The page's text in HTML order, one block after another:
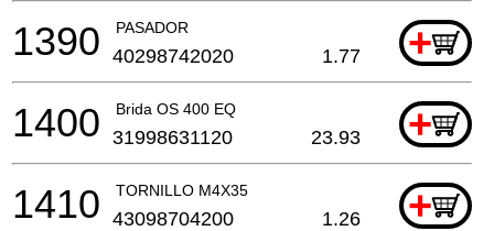
PASADOR +
1390 40298742020 1.77
Brida OS 400 EQ +
1400 31998631120 23.93
TORNILLO M4X35 +
1410 43098704200 1.26